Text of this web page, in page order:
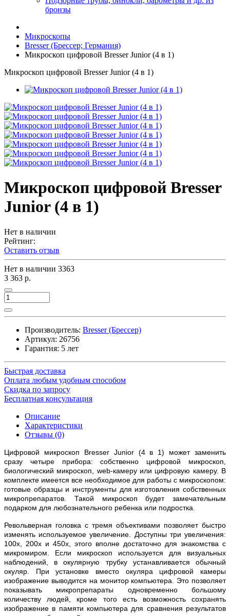
бронзы
Микроскопы
Bresser (Брессер; Германия)
Микроскоп цифровой Bresser Junior (4 в 1)
Микроскоп цифровой Bresser Junior (4 в 1)
Микроскоп цифровой Bresser
Junior (4 в 1)
Нет в наличии
Рейтинг:
Оставить отзыв
Нет в наличии 3363
3 363 р.
Производитель: Bresser (Брессер)
Артикул: 26756
Гарантия: 5 лет
Быстрая доставка
Оплата любым удобным способом
Скидка по запросу
Бесплатная консультация
Описание
Характеристики
Отзывы (0)
Цифровой микроскоп Bresser Junior (4 в 1) может заменить
сразу четыре прибора: собственно цифровой микроскоп,
биологический микроскоп, web-камеру или цифровую камеру. В
комплекте имеется все необходимое для работы с микроскопом:
готовые образцы и инструменты для изготовления собственных
микропрепаратов. Такой микроскоп будет замечательным
подарком для любознательного ребенка или подростка.
Револьверная головка с тремя объективами позволяет быстро
изменять используемое увеличение. Доступны три увеличения:
100х, 200х и 450х, этого вполне достаточно для знакомства с
микромиром. Если микроскоп используется для визуальных
наблюдений, в окулярную трубку устанавливается обычный
окуляр. При установке вместо окуляра цифровой камеры
изображение выводится на монитор компьютера. Это позволяет
показывать микропрепараты одновременно большому
количеству людей, кроме того есть возможность сохранять
изображение в памяти компьютера для сравнения результатов